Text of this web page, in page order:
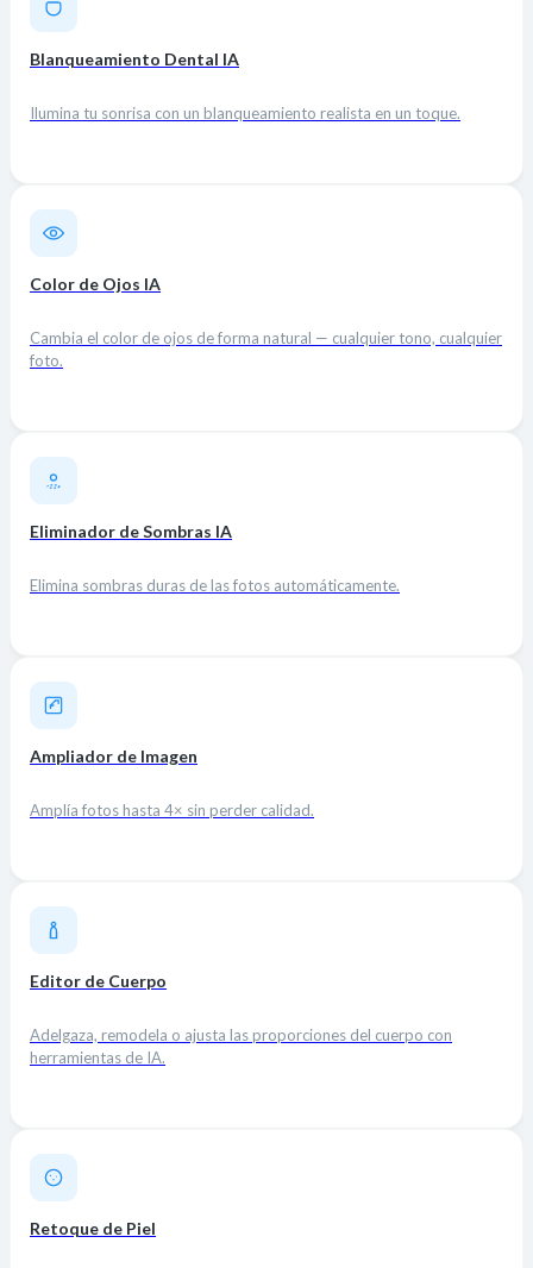
Blanqueamiento Dental IA
Ilumina tu sonrisa con un blanqueamiento realista en un toque.
Color de Ojos IA
Cambia el color de ojos de forma natural — cualquier tono, cualquier
foto.
Eliminador de Sombras IA
Elimina sombras duras de las fotos automáticamente.
Ampliador de Imagen
Amplía fotos hasta 4× sin perder calidad.
Editor de Cuerpo
Adelgaza, remodela o ajusta las proporciones del cuerpo con
herramientas de IA.
Retoque de Piel